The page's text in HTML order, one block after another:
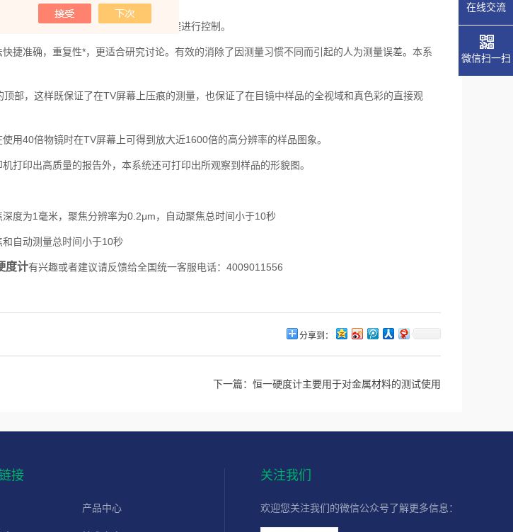
位置的转换、以及自动打压痕的全过程进行控制。
捷准确，重复性*，更适合研究讨论。有效的消除了因测量习惯不同而引起的人为测量误差。本系
部，这样既保证了在TV屏幕上压痕的测量，也保证了在目镜中样品的全视域和真色彩的直接观
用40倍物镜时在TV屏幕上可得到放大近1600倍的高分辨率的样品图象。
打印出高质量的报告外，本系统还可打印出所观察到样品的形貌图。
度为1毫米，聚焦分辨率为0.2μm，自动聚焦总时间小于10秒
自动测量总时间小于10秒
度计有兴趣或者建议请反馈给全国统一客服电话：4009011556
分享到：
下一篇： 恒一硬度计主要用于对金属材料的测试使用
接
产品中心
关注我们
欢迎您关注我们的微信公众号了解更多信息：
在线交流
微信扫一扫